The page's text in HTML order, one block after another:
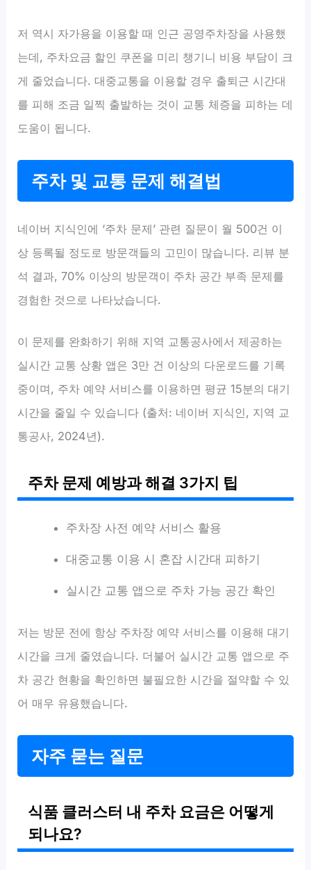
저 역시 자가용을 이용할 때 인근 공영주차장을 사용했
는데, 주차요금 할인 쿠폰을 미리 챙기니 비용 부담이 크
게 줄었습니다. 대중교통을 이용할 경우 출퇴근 시간대
를 피해 조금 일찍 출발하는 것이 교통 체증을 피하는 데
도움이 됩니다.
주차 및 교통 문제 해결법
네이버 지식인에 ‘주차 문제’ 관련 질문이 월 500건 이
상 등록될 정도로 방문객들의 고민이 많습니다. 리뷰 분
석 결과, 70% 이상의 방문객이 주차 공간 부족 문제를
경험한 것으로 나타났습니다.
이 문제를 완화하기 위해 지역 교통공사에서 제공하는
실시간 교통 상황 앱은 3만 건 이상의 다운로드를 기록
중이며, 주차 예약 서비스를 이용하면 평균 15분의 대기
시간을 줄일 수 있습니다 (출처: 네이버 지식인, 지역 교
통공사, 2024년).
주차 문제 예방과 해결 3가지 팁
주차장 사전 예약 서비스 활용
대중교통 이용 시 혼잡 시간대 피하기
실시간 교통 앱으로 주차 가능 공간 확인
저는 방문 전에 항상 주차장 예약 서비스를 이용해 대기
시간을 크게 줄였습니다. 더불어 실시간 교통 앱으로 주
차 공간 현황을 확인하면 불필요한 시간을 절약할 수 있
어 매우 유용했습니다.
자주 묻는 질문
식품 클러스터 내 주차 요금은 어떻게
되나요?